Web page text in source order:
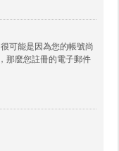
可能是因為您的帳號尚
那麼您註冊的電子郵件